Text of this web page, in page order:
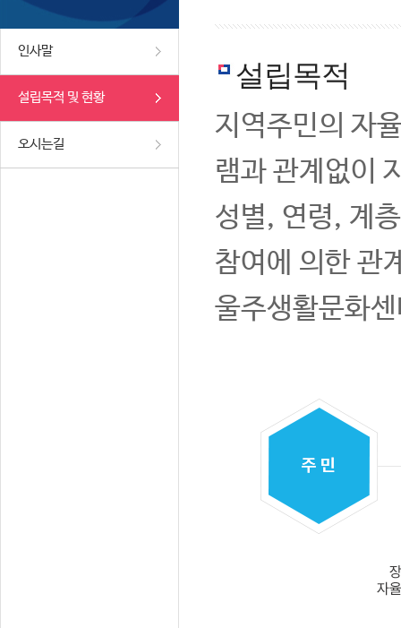
인사말
설립목적 및 현황
오시는길
설립목적
지역주민의 자
램과 관계없이
성별, 연령, 계
참여에 의한 관
울주생활문화